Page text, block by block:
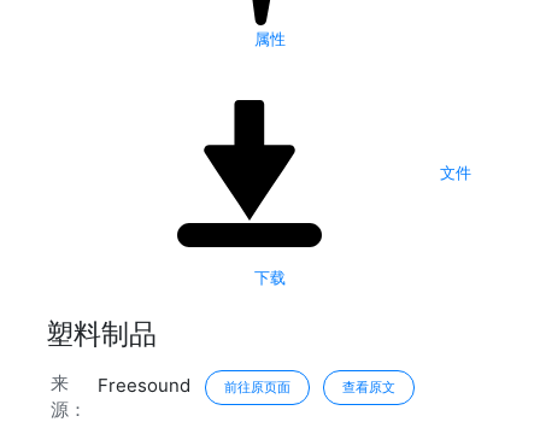
属性
文件
下载
塑料制品
来
源：
Freesound 前往原页面 查看原文